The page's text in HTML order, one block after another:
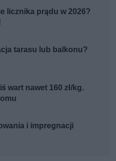
licznika prądu w 2026?
tarasu lub balkonu?
wart nawet 160 zł/kg.
i impregnacji